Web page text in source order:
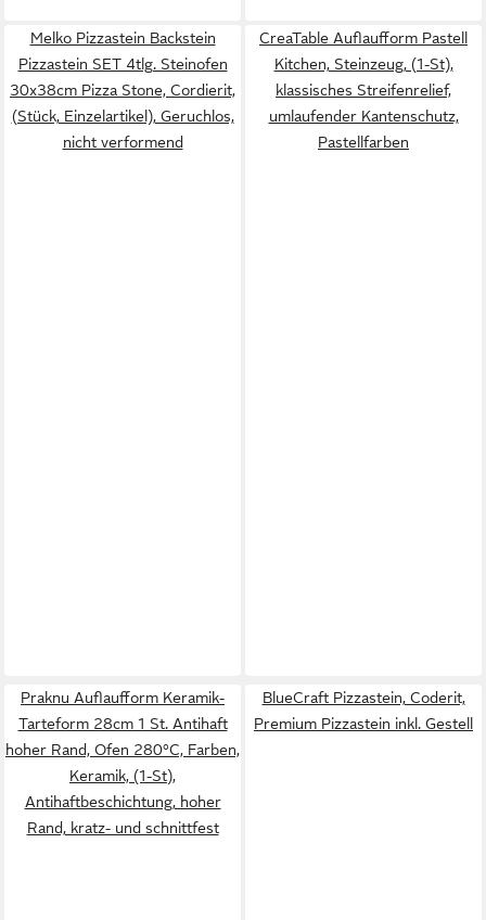
Melko Pizzastein Backstein
Pizzastein SET 4tlg. Steinofen
30x38cm Pizza Stone, Cordierit,
(Stück, Einzelartikel), Geruchlos,
nicht verformend
CreaTable Auflaufform Pastell
Kitchen, Steinzeug, (1-St),
klassisches Streifenrelief,
umlaufender Kantenschutz,
Pastellfarben
Praknu Auflaufform Keramik-
Tarteform 28cm 1 St. Antihaft
hoher Rand, Ofen 280°C, Farben,
Keramik, (1-St),
Antihaftbeschichtung, hoher
Rand, kratz- und schnittfest
BlueCraft Pizzastein, Coderit,
Premium Pizzastein inkl. Gestell